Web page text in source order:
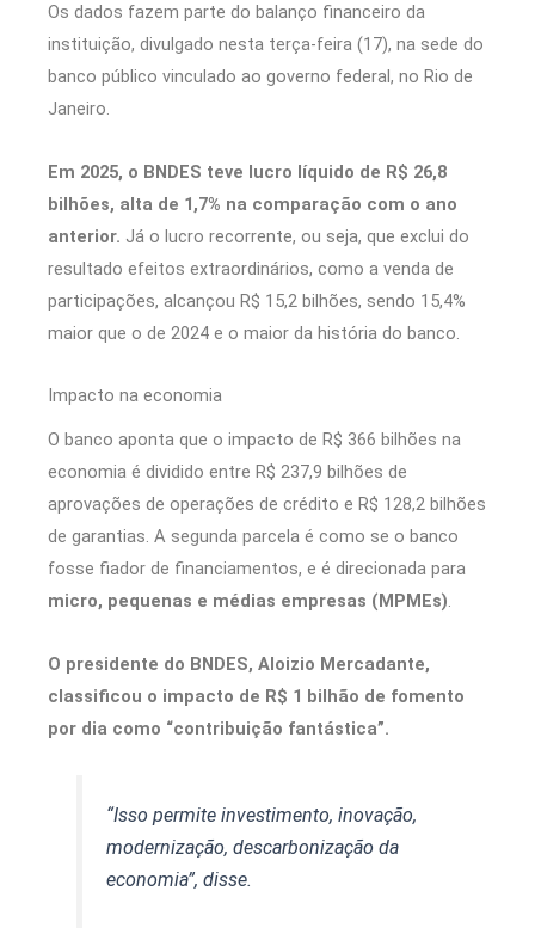
Os dados fazem parte do balanço financeiro da
instituição, divulgado nesta terça-feira (17), na sede do
banco público vinculado ao governo federal, no Rio de
Janeiro.
Em 2025, o BNDES teve lucro líquido de R$ 26,8
bilhões, alta de 1,7% na comparação com o ano
anterior. Já o lucro recorrente, ou seja, que exclui do
resultado efeitos extraordinários, como a venda de
participações, alcançou R$ 15,2 bilhões, sendo 15,4%
maior que o de 2024 e o maior da história do banco.
Impacto na economia
O banco aponta que o impacto de R$ 366 bilhões na
economia é dividido entre R$ 237,9 bilhões de
aprovações de operações de crédito e R$ 128,2 bilhões
de garantias. A segunda parcela é como se o banco
fosse fiador de financiamentos, e é direcionada para
micro, pequenas e médias empresas (MPMEs).
O presidente do BNDES, Aloizio Mercadante,
classificou o impacto de R$ 1 bilhão de fomento
por dia como “contribuição fantástica”.
“Isso permite investimento, inovação,
modernização, descarbonização da
economia”, disse.